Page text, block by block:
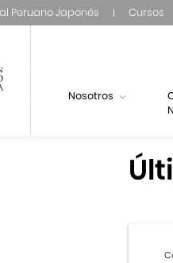
Peruano Japonés Cursos
Nosotros